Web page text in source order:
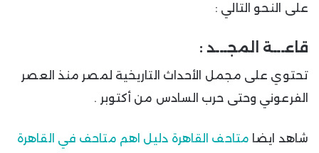
على النحو التالي :
قاعـــة المجـــد :
تحتوي على مجمل الأحداث التاريخية لمصر منذ العصر
الفرعوني وحتى حرب السادس من أكتوبر .
شاهد ايضا متاحف القاهرة دليل اهم متاحف في القاهرة